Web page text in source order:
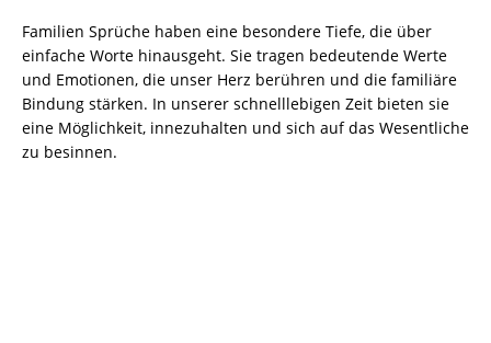
Familien Sprüche haben eine besondere Tiefe, die über
einfache Worte hinausgeht. Sie tragen bedeutende Werte
und Emotionen, die unser Herz berühren und die familiäre
Bindung stärken. In unserer schnelllebigen Zeit bieten sie
eine Möglichkeit, innezuhalten und sich auf das Wesentliche
zu besinnen.